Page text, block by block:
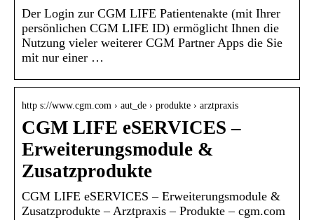
Der Login zur CGM LIFE Patientenakte (mit Ihrer
persönlichen CGM LIFE ID) ermöglicht Ihnen die
Nutzung vieler weiterer CGM Partner Apps die Sie
mit nur einer …
http s://www.cgm.com › aut_de › produkte › arztpraxis
CGM LIFE eSERVICES –
Erweiterungsmodule &
Zusatzprodukte
CGM LIFE eSERVICES – Erweiterungsmodule &
Zusatzprodukte – Arztpraxis – Produkte – cgm.com